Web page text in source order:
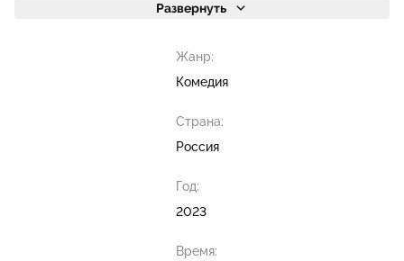
Развернуть
Жанр:
Комедия
Страна:
Россия
Год:
2023
Время: